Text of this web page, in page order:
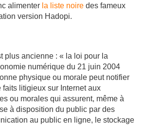
alimenter la liste noire des fameux
version Hadopi.
plus ancienne : « la loi pour la
numérique du 21 juin 2004
physique ou morale peut notifier
faits litigieux sur Internet aux
ou morales qui assurent, même à
à disposition du public par des
au public en ligne, le stockage